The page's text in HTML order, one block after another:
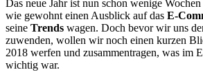
Das neue Jahr ist nun schon wenige
wie gewohnt einen Ausblick auf das E-
seine Trends wagen. Doch bevor wir uns
zuwenden, wollen wir noch einen kurzen
2018 werfen und zusammentragen, was im
wichtig war.